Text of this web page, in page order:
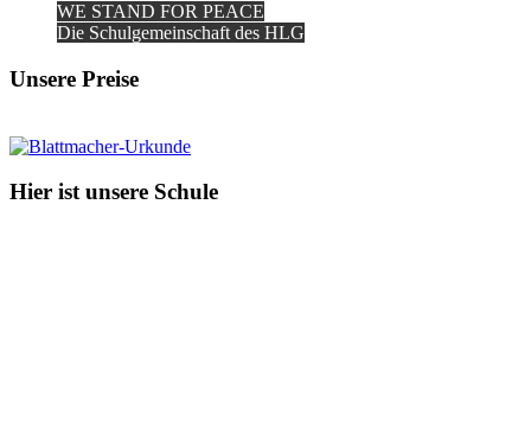
WE STAND FOR PEACE
Die Schulgemeinschaft des HLG
Unsere Preise
Hier ist unsere Schule